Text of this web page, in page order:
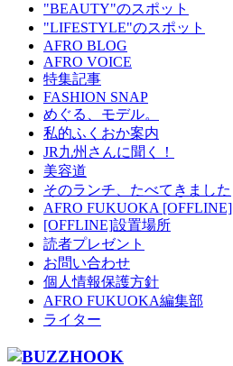
"BEAUTY"のスポット
"LIFESTYLE"のスポット
AFRO BLOG
AFRO VOICE
特集記事
FASHION SNAP
めぐる、モデル。
私的ふくおか案内
JR九州さんに聞く！
美容道
そのランチ、たべてきました
AFRO FUKUOKA [OFFLINE]
[OFFLINE]設置場所
読者プレゼント
お問い合わせ
個人情報保護方針
AFRO FUKUOKA編集部
ライター